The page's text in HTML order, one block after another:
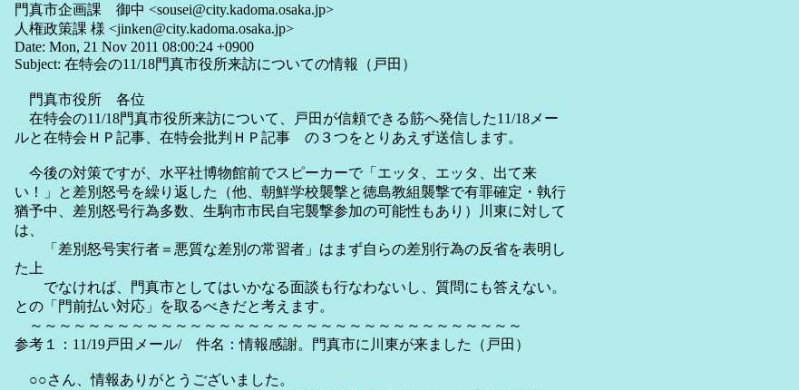
門真市企画課 御中 <sousei@city.kadoma.osaka.jp>
人権政策課 様 <jinken@city.kadoma.osaka.jp>
Date: Mon, 21 Nov 2011 08:00:24 +0900
Subject: 在特会の11/18門真市役所来訪についての情報（戸田）
門真市役所 各位
在特会の11/18門真市役所来訪について、戸田が信頼できる筋へ発信した11/18メー
ルと在特会ＨＰ記事、在特会批判ＨＰ記事 の３つをとりあえず送信します。
今後の対策ですが、水平社博物館前でスピーカーで「エッタ、エッタ、出て来
い！」と差別怒号を繰り返した（他、朝鮮学校襲撃と徳島教組襲撃で有罪確定・執行
猶予中、差別怒号行為多数、生駒市市民自宅襲撃参加の可能性もあり）川東に対して
は、
「差別怒号実行者＝悪質な差別の常習者」はまず自らの差別行為の反省を表明し
た上
でなければ、門真市としてはいかなる面談も行なわないし、質問にも答えない。
との「門前払い対応」を取るべきだと考えます。
～～～～～～～～～～～～～～～～～～～～～～～～～～～～～～～～～～
参考１：11/19戸田メール/ 件名：情報感謝。門真市に川東が来ました（戸田）
○○さん、情報ありがとうございました。